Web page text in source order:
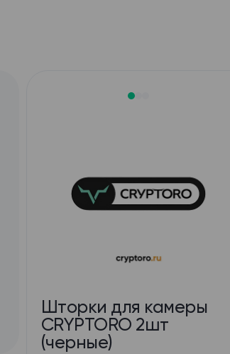
Шторки для камеры
CRYPTORO 2шт
(черные)